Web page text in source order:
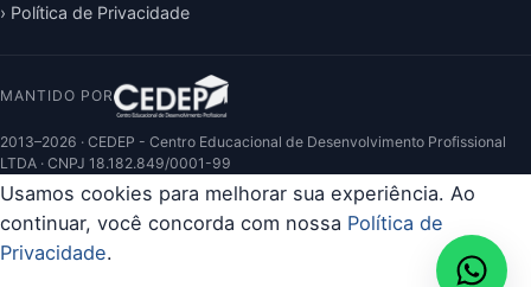
› Política de Privacidade
MANTIDO POR
2013–2026 · CEDEP - Centro Educacional de Desenvolvimento Profissional
LTDA · CNPJ 18.182.849/0001-99
Usamos cookies para melhorar sua experiência. Ao
continuar, você concorda com nossa Política de
Privacidade.